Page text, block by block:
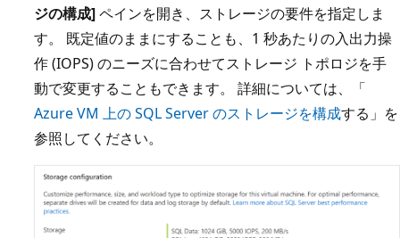
ジの構成]ペインを開き、ストレージの要件を指定しま
す。 既定値のままにすることも、1 秒あたりの入出力操
作 (IOPS) のニーズに合わせてストレージ トポロジを手
動で変更することもできます。 詳細については、「
Azure VM 上の SQL Server のストレージを構成する」を
参照してください。